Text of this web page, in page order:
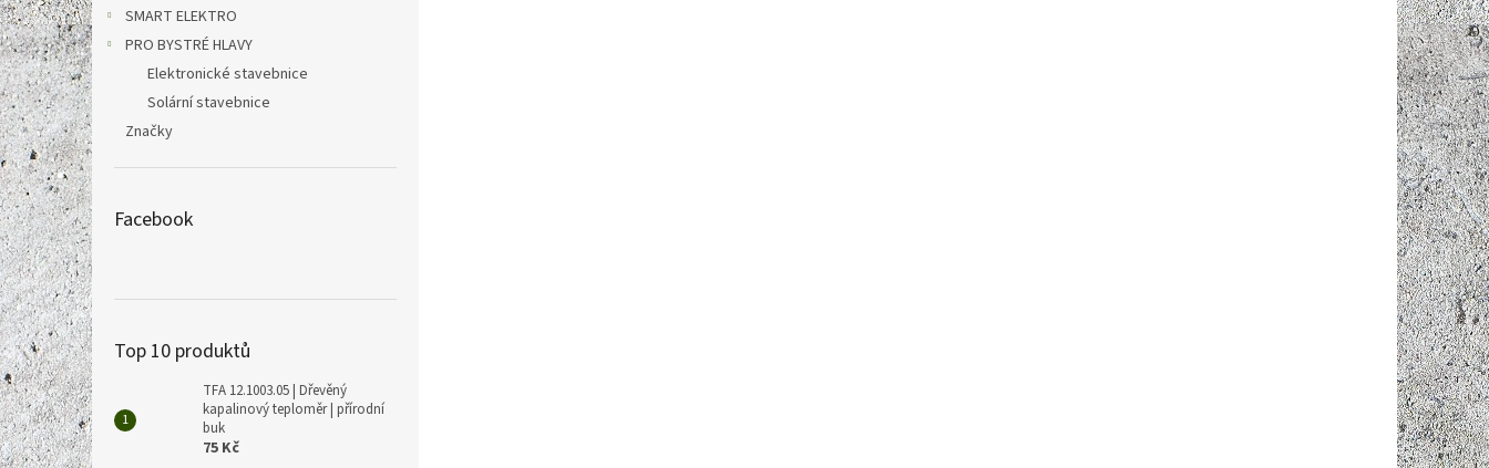
SMART ELEKTRO
PRO BYSTRÉ HLAVY
Elektronické stavebnice
Solární stavebnice
Značky
Facebook
Top 10 produktů
TFA 12.1003.05 | Dřevěný
kapalinový teploměr | přírodní
buk
75 Kč